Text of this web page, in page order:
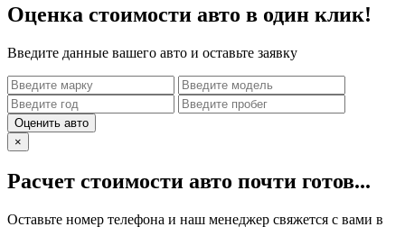
Оценка стоимости авто в один клик!
Введите данные вашего авто и оставьте заявку
Оценить авто
×
Расчет стоимости авто почти готов...
Оставьте номер телефона и наш менеджер свяжется с вами в